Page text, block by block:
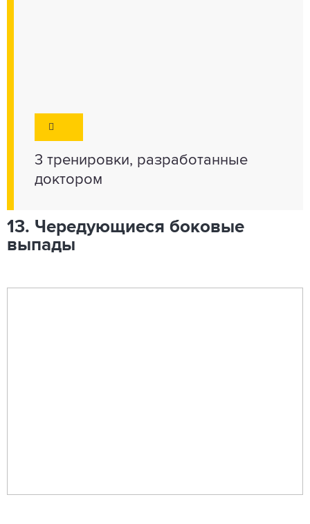
3 тренировки, разработанные
доктором
13. Чередующиеся боковые
выпады